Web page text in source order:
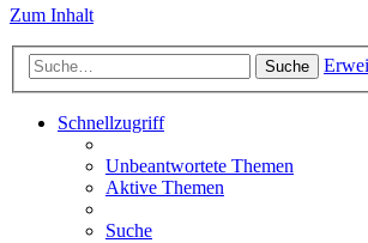
Zum Inhalt
Suche
Schnellzugriff
Unbeantwortete Themen
Aktive Themen
Suche